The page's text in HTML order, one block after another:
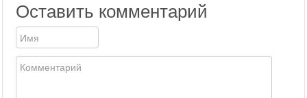
Оставить комментарий